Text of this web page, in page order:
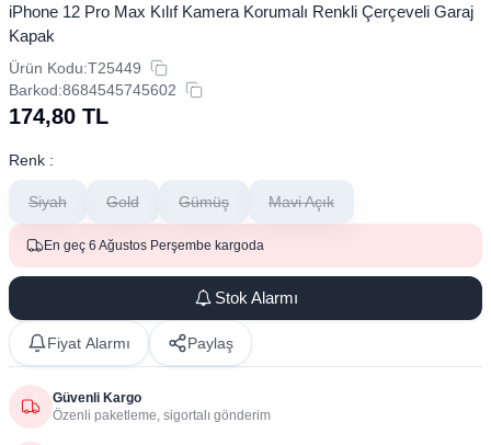
iPhone 12 Pro Max Kılıf Kamera Korumalı Renkli Çerçeveli Garaj
Kapak
Ürün Kodu:T25449
Barkod:8684545745602
174,80 TL
Renk :
Siyah Gold Gümüş Mavi Açık
En geç 6 Ağustos Perşembe kargoda
Stok Alarmı
Fiyat Alarmı Paylaş
Güvenli Kargo
Özenli paketleme, sigortalı gönderim